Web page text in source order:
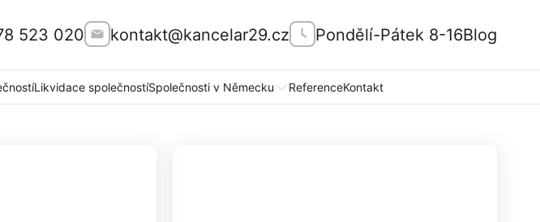
523 020 kontakt@kancelar29.cz Pondělí-Pátek 8-16Blog
Likvidace společnostíSpolečnosti v Německu ReferenceKontakt